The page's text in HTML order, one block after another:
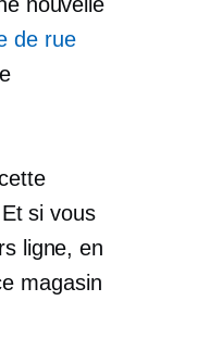
de rue
si vous
ligne, en
magasin